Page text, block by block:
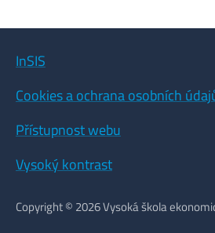
InSIS
Cookies a ochrana osobních
Přístupnost webu
Vysoký kontrast
Copyright © 2026 Vysoká škola